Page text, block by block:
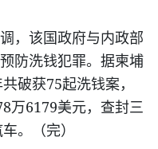
，该国政府与内政部
防洗钱犯罪。据柬埔
共破获75起洗钱案，
万6179美元，查封三
。（完）